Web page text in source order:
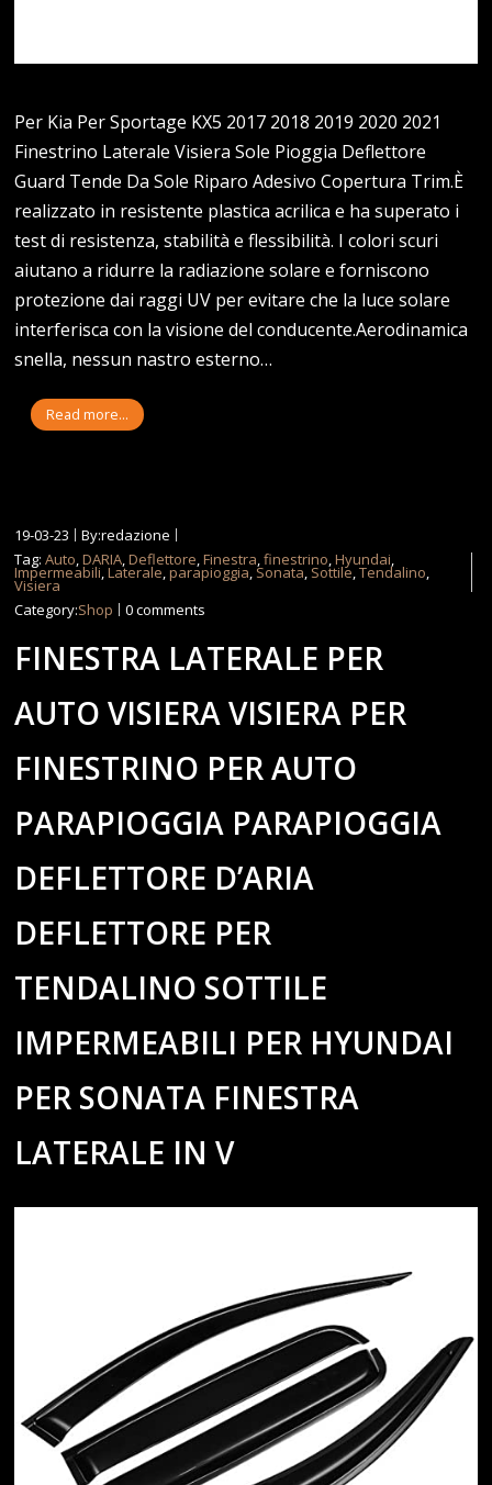
Per Kia Per Sportage KX5 2017 2018 2019 2020 2021
Finestrino Laterale Visiera Sole Pioggia Deflettore
Guard Tende Da Sole Riparo Adesivo Copertura Trim.È
realizzato in resistente plastica acrilica e ha superato i
test di resistenza, stabilità e flessibilità. I colori scuri
aiutano a ridurre la radiazione solare e forniscono
protezione dai raggi UV per evitare che la luce solare
interferisca con la visione del conducente.Aerodinamica
snella, nessun nastro esterno…
Read more...
19-03-23
By:redazione
Tag:Auto,DARIA,Deflettore,Finestra,finestrino,Hyundai,
Impermeabili,Laterale,parapioggia, Sonata, Sottile,Tendalino,
Visiera
Category:Shop 0 comments
FINESTRA LATERALE PER
AUTO VISIERA VISIERA PER
FINESTRINO PER AUTO
PARAPIOGGIA PARAPIOGGIA
DEFLETTORE D’ARIA
DEFLETTORE PER
TENDALINO SOTTILE
IMPERMEABILI PER HYUNDAI
PER SONATA FINESTRA
LATERALE IN V